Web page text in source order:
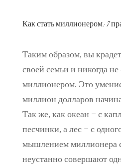
Как стать миллионером: 7
Таким образом, вы
своей семьи и никогда не
миллионером. Это
миллион долларов
Так же, как океан – с
песчинки, а лес – с
мышлением миллионера
неустанно совершают